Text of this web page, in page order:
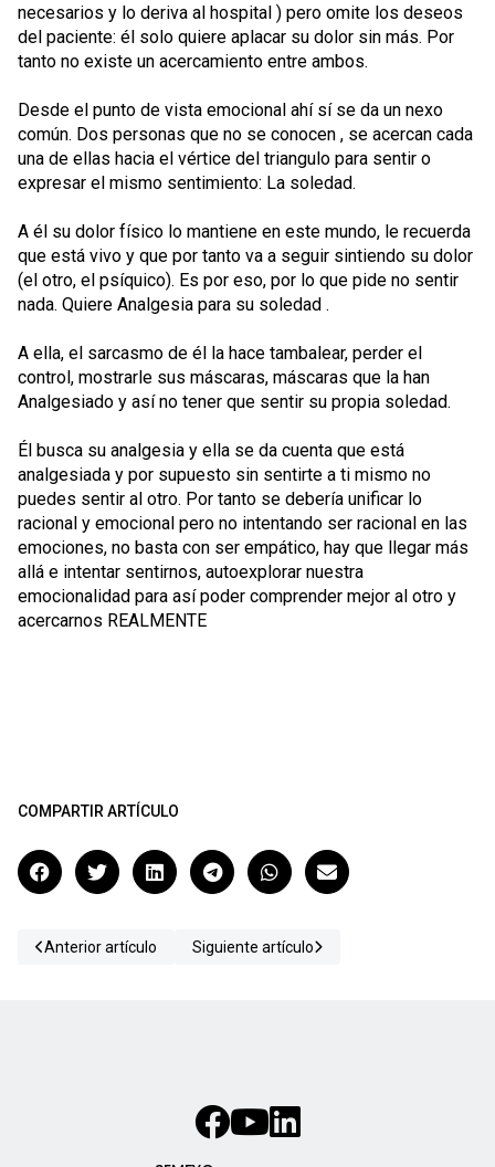
necesarios y lo deriva al hospital ) pero omite los deseos
del paciente: él solo quiere aplacar su dolor sin más. Por
tanto no existe un acercamiento entre ambos.
Desde el punto de vista emocional ahí sí se da un nexo
común. Dos personas que no se conocen , se acercan cada
una de ellas hacia el vértice del triangulo para sentir o
expresar el mismo sentimiento: La soledad.
A él su dolor físico lo mantiene en este mundo, le recuerda
que está vivo y que por tanto va a seguir sintiendo su dolor
(el otro, el psíquico). Es por eso, por lo que pide no sentir
nada. Quiere Analgesia para su soledad .
A ella, el sarcasmo de él la hace tambalear, perder el
control, mostrarle sus máscaras, máscaras que la han
Analgesiado y así no tener que sentir su propia soledad.
Él busca su analgesia y ella se da cuenta que está
analgesiada y por supuesto sin sentirte a ti mismo no
puedes sentir al otro. Por tanto se debería unificar lo
racional y emocional pero no intentando ser racional en las
emociones, no basta con ser empático, hay que llegar más
allá e intentar sentirnos, autoexplorar nuestra
emocionalidad para así poder comprender mejor al otro y
acercarnos REALMENTE
COMPARTIR ARTÍCULO
Anterior artículo Siguiente artículo